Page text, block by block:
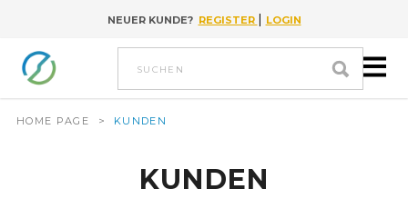
Go to contentNEUER KUNDE? REGISTER | LOGIN
suchen
HOME PAGE > KUNDEN
KUNDEN